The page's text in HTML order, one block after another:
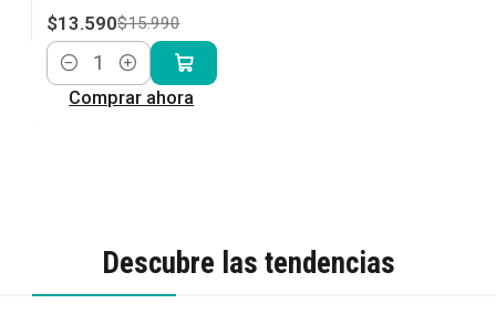
$13.590$15.990
Cantidad
Comprar ahora
Descubre las tendencias